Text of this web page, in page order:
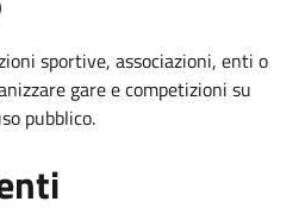
sportive, associazioni, enti o
gare e competizioni su
pubblico.